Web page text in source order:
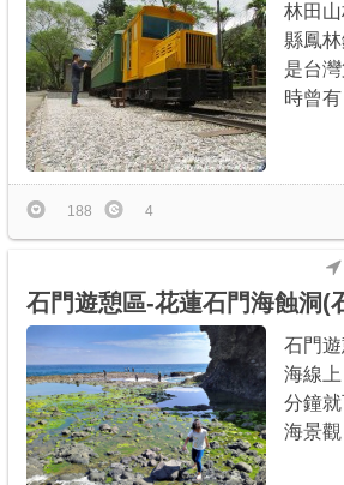
林田
縣鳳
是台
時曾
188 4
石門遊憩區-花蓮石門海蝕洞(
石門
海線
分鐘
海景觀